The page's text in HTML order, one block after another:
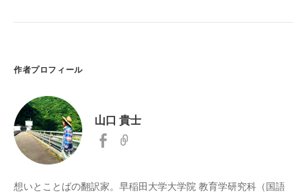
作者プロフィール
山口 貴士
想いとことばの翻訳家。早稲田大学大学院 教育学研究科（国語